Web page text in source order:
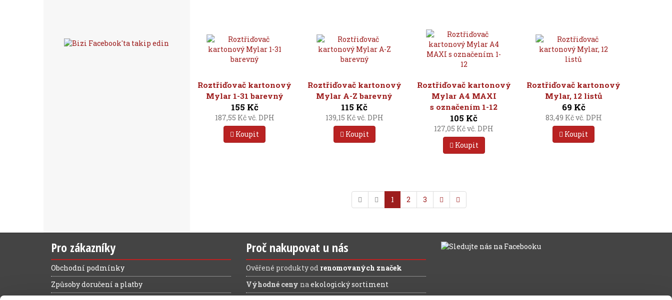
Roztřiďovač kartonový
Mylar 1-31 barevný
155 Kč
187,55 Kč vč. DPH
Koupit
Roztřiďovač kartonový
Mylar A-Z barevný
115 Kč
139,15 Kč vč. DPH
Koupit
Roztřiďovač kartonový
Mylar A4 MAXI
s označením 1-12
105 Kč
127,05 Kč vč. DPH
Koupit
Roztřiďovač kartonový
Mylar, 12 listů
69 Kč
83,49 Kč vč. DPH
Koupit
1 2 3
Pro zákazníky
Obchodní podmínky
Způsoby doručení a platby
Proč nakupovat u nás
Ověřené produkty od renomovaných značek
Výhodné ceny naekologický sortiment